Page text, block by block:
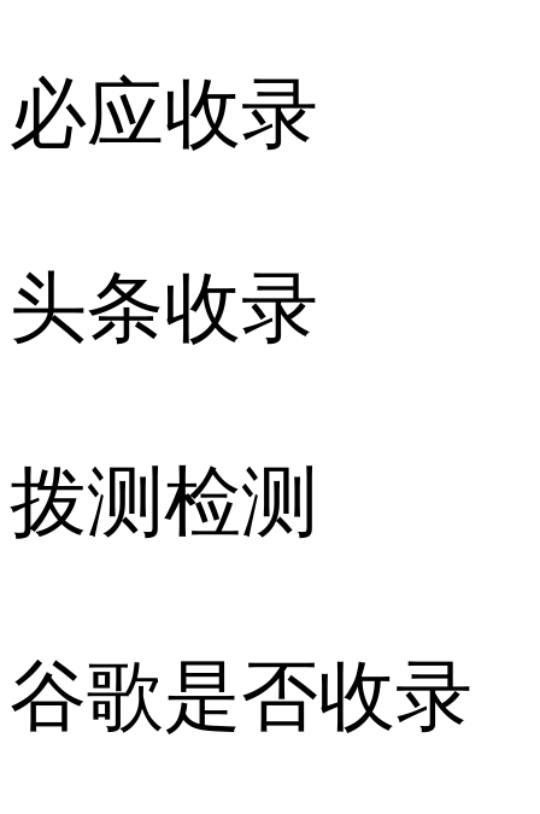
必应收录
头条收录
拨测检测
谷歌是否收录